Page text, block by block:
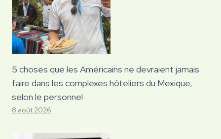
5 choses que les Américains ne devraient jamais
faire dans les complexes hôteliers du Mexique,
selon le personnel
8 août 2026